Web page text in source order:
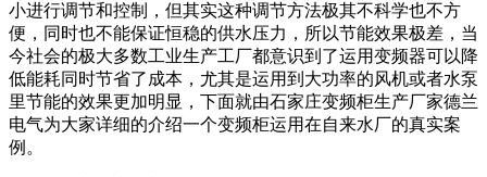
小进行调节和控制，但其实这种调节方法极其不科学也不方
便，同时也不能保证恒稳的供水压力，所以节能效果极差，当
今社会的极大多数工业生产工厂都意识到了运用变频器可以降
低能耗同时节省了成本，尤其是运用到大功率的风机或者水泵
里节能的效果更加明显，下面就由石家庄变频柜生产厂家德兰
电气为大家详细的介绍一个变频柜运用在自来水厂的真实案
例。